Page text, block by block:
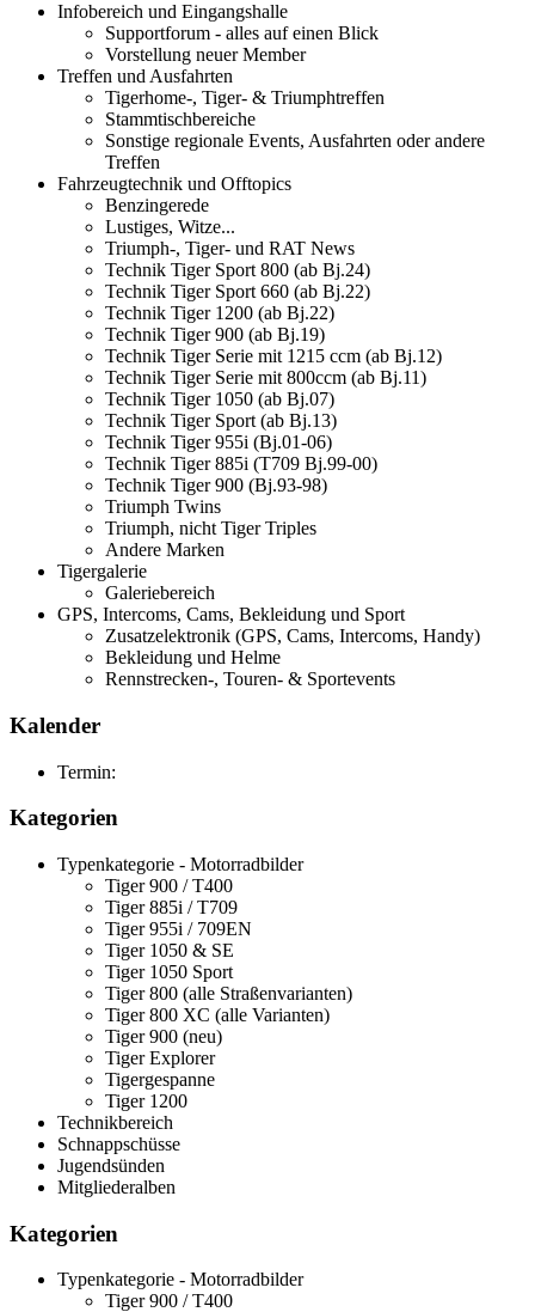
Infobereich und Eingangshalle
Supportforum - alles auf einen Blick
Vorstellung neuer Member
Treffen und Ausfahrten
Tigerhome-, Tiger- & Triumphtreffen
Stammtischbereiche
Sonstige regionale Events, Ausfahrten oder andere
Treffen
Fahrzeugtechnik und Offtopics
Benzingerede
Lustiges, Witze...
Triumph-, Tiger- und RAT News
Technik Tiger Sport 800 (ab Bj.24)
Technik Tiger Sport 660 (ab Bj.22)
Technik Tiger 1200 (ab Bj.22)
Technik Tiger 900 (ab Bj.19)
Technik Tiger Serie mit 1215 ccm (ab Bj.12)
Technik Tiger Serie mit 800ccm (ab Bj.11)
Technik Tiger 1050 (ab Bj.07)
Technik Tiger Sport (ab Bj.13)
Technik Tiger 955i (Bj.01-06)
Technik Tiger 885i (T709 Bj.99-00)
Technik Tiger 900 (Bj.93-98)
Triumph Twins
Triumph, nicht Tiger Triples
Andere Marken
Tigergalerie
Galeriebereich
GPS, Intercoms, Cams, Bekleidung und Sport
Zusatzelektronik (GPS, Cams, Intercoms, Handy)
Bekleidung und Helme
Rennstrecken-, Touren- & Sportevents
Kalender
Termin:
Kategorien
Typenkategorie - Motorradbilder
Tiger 900 / T400
Tiger 885i / T709
Tiger 955i / 709EN
Tiger 1050 & SE
Tiger 1050 Sport
Tiger 800 (alle Straßenvarianten)
Tiger 800 XC (alle Varianten)
Tiger 900 (neu)
Tiger Explorer
Tigergespanne
Tiger 1200
Technikbereich
Schnappschüsse
Jugendsünden
Mitgliederalben
Kategorien
Typenkategorie - Motorradbilder
Tiger 900 / T400